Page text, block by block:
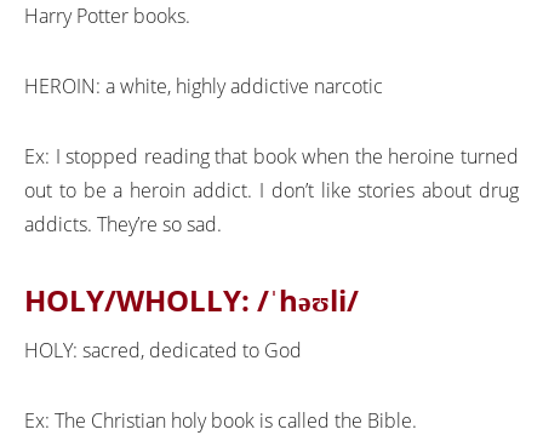
Harry Potter books.
HEROIN: a white, highly addictive narcotic
Ex: I stopped reading that book when the heroine turned
out to be a heroin addict. I don’t like stories about drug
addicts. They’re so sad.
HOLY/WHOLLY: /ˈhəʊli/
HOLY: sacred, dedicated to God
Ex: The Christian holy book is called the Bible.